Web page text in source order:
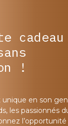
!
en son
les passionnés